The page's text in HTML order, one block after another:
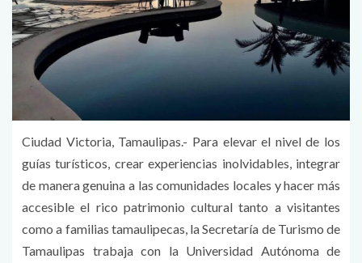
Ciudad Victoria, Tamaulipas.- Para elevar el nivel de los
guías turísticos, crear experiencias inolvidables, integrar
de manera genuina a las comunidades locales y hacer más
accesible el rico patrimonio cultural tanto a visitantes
como a familias tamaulipecas, la Secretaría de Turismo de
Tamaulipas trabaja con la Universidad Autónoma de